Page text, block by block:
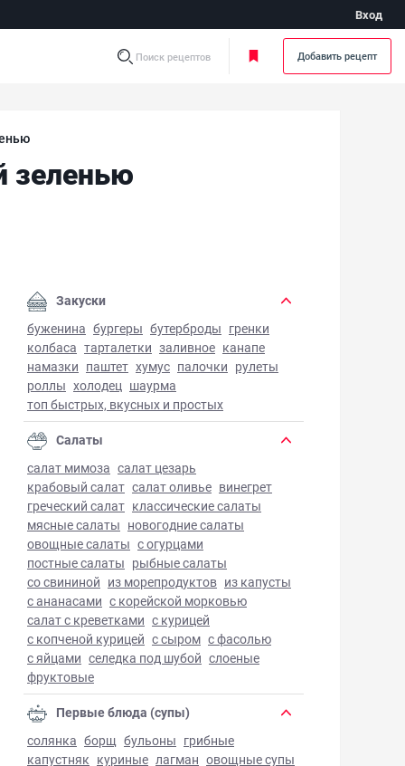
Вход
Поиск рецептов Добавить рецепт
зеленью
лингвини с креветками и свежей зеленью - фото
Закуски
буженина бургеры бутерброды гренки
колбаса тарталетки заливное канапе
намазки паштет хумус палочки рулеты
роллы холодец шаурма
топ быстрых, вкусных и простых
Салаты
салат мимоза салат цезарь
крабовый салат салат оливье винегрет
греческий салат классические салаты
мясные салаты новогодние салаты
овощные салаты с огурцами
постные салаты рыбные салаты
со свининой из морепродуктов из капусты
с ананасами с корейской морковью
салат с креветками с курицей
с копченой курицей с сыром с фасолью
с яйцами селедка под шубой слоеные
фруктовые
Первые блюда (супы)
солянка борщ бульоны грибные
капустняк куриные лагман овощные супы